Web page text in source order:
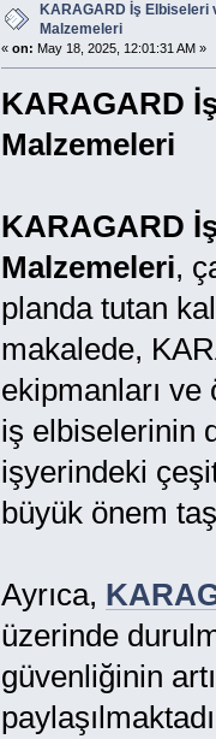
KARAGARD İş Elbiseleri
Malzemeleri
« on: May 18, 2025, 12:01:31 AM »
KARAGARD
Malzemeleri
KARAGARD
Malzemeleri,
planda tutan
makalede,
ekipmanları ve
iş elbiselerinin
işyerindeki
büyük önem
Ayrıca,
üzerinde
güvenliğinin